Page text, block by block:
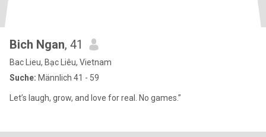
Bich Ngan, 41
Bac Lieu, Bạc Liêu, Vietnam
Suche: Männlich 41 - 59
Let’s laugh, grow, and love for real. No games.”